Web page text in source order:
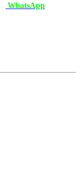
WhatsApp